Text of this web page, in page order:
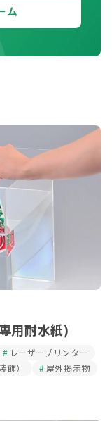
ム
用耐水紙)
レーザープリンター
飾）
屋外掲示物